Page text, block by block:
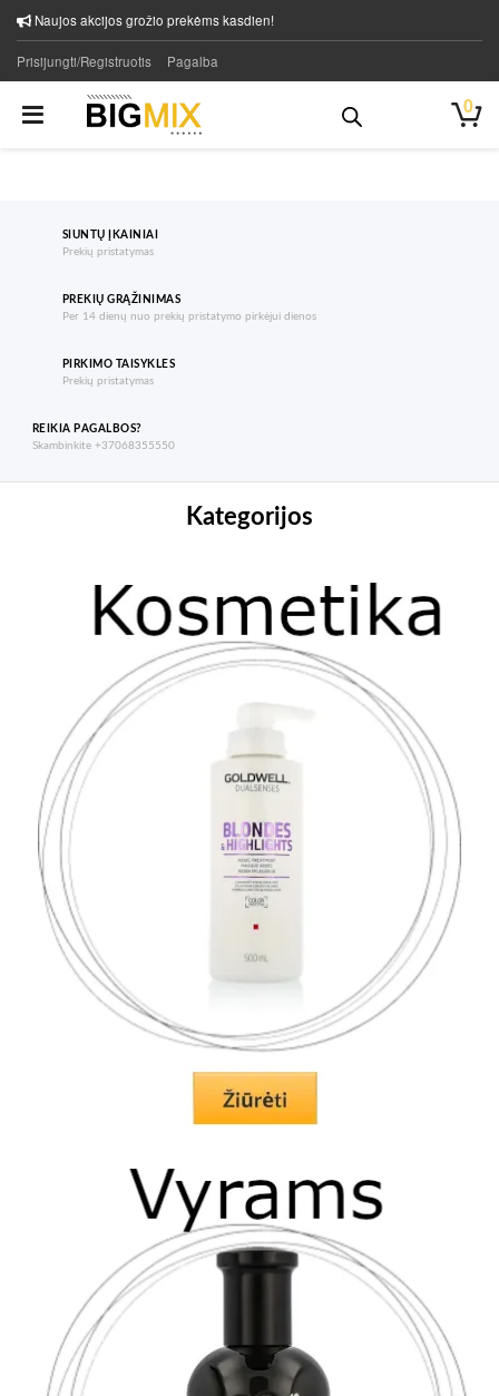
Naujos akcijos grožio prekėms kasdien!
Prisijungti/Registruotis Pagalba
0
SIUNTŲ ĮKAINIAI
Prekių pristatymas
PREKIŲ GRĄŽINIMAS
Per 14 dienų nuo prekių pristatymo pirkėjui dienos
PIRKIMO TAISYKLES
Prekių pristatymas
REIKIA PAGALBOS?
Skambinkite +37068355550
Kategorijos